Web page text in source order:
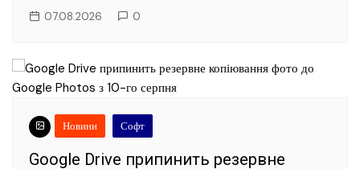
07.08.2026 0
Новини Софт
Google Drive припинить резервне